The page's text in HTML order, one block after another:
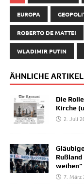
EUROPA
ROBERTO DE MATTEI
WLADIMIR PUTIN
ÄHNLICHE ARTIKEL
Die
Kirche
2. Juli
weihen“
7. März